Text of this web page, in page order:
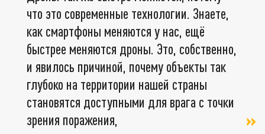
что это современные технологии. Знаете,
как смартфоны меняются у нас, ещё
быстрее меняются дроны. Это, собственно,
и явилось причиной, почему объекты так
глубоко на территории нашей страны
становятся доступными для врага с точки
зрения поражения,